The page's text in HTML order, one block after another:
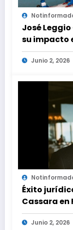
José
su impacto
global
Junio 2, 2026
Éxito
Cassara en
Junio 2, 2026